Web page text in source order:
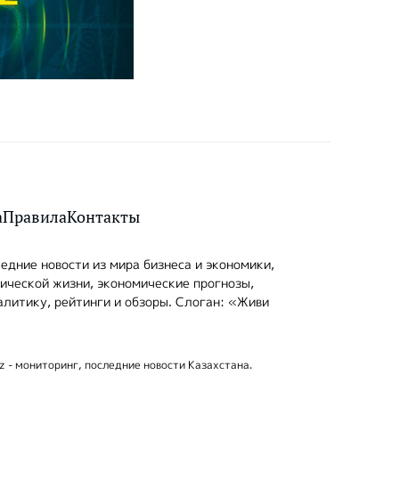
ПравилаКонтакты
новости из мира бизнеса и экономики,
жизни, экономические прогнозы,
рейтинги и обзоры. Слоган: «Живи
мониторинг, последние новости Казахстана.